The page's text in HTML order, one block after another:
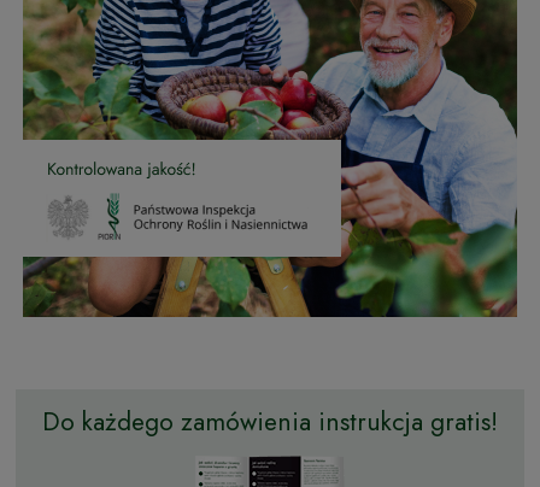
Do każdego zamówienia instrukcja gratis!